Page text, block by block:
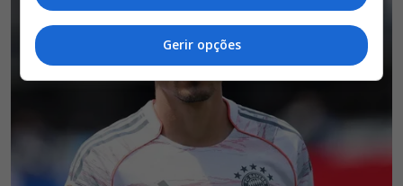
Gerir opções